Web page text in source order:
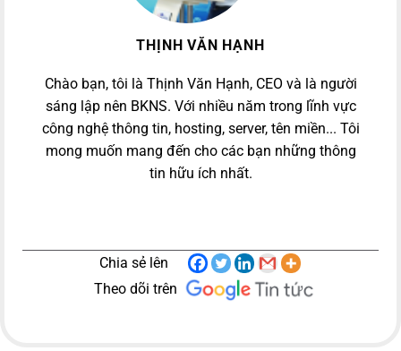
THỊNH VĂN HẠNH
Chào bạn, tôi là Thịnh Văn Hạnh, CEO và là người
sáng lập nên BKNS. Với nhiều năm trong lĩnh vực
công nghệ thông tin, hosting, server, tên miền... Tôi
mong muốn mang đến cho các bạn những thông
tin hữu ích nhất.
Chia sẻ lên
Theo dõi trên